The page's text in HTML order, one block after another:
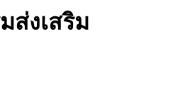
ส่งเสริม